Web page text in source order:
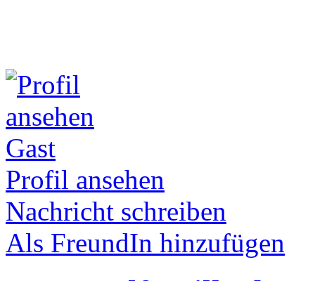
Gast
Profil ansehen
Nachricht schreiben
Als FreundIn hinzufügen